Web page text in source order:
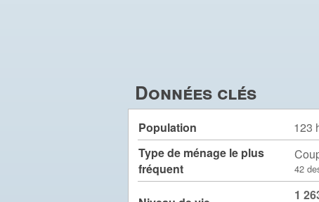
Données clés
Population 123
Type de ménage le plus
fréquent
42
1